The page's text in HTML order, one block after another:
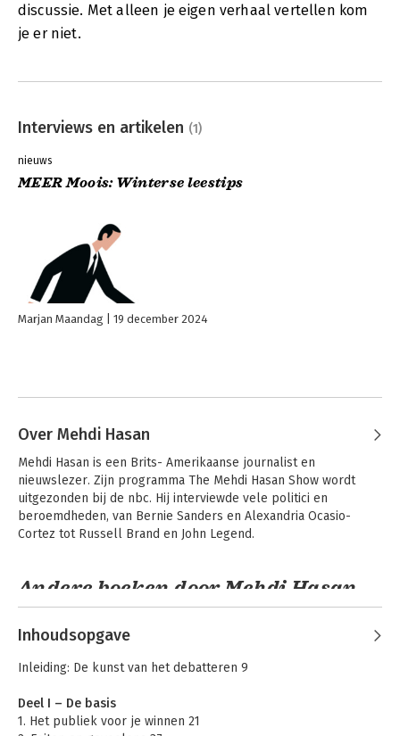
discussie. Met alleen je eigen verhaal vertellen kom
je er niet.
Interviews en artikelen (1)
nieuws
MEER Moois: Winterse leestips
Marjan Maandag 19 december 2024
Over Mehdi Hasan
Mehdi Hasan is een Brits- Amerikaanse journalist en
nieuwslezer. Zijn programma The Mehdi Hasan Show wordt
uitgezonden bij de nbc. Hij interviewde vele politici en
beroemdheden, van Bernie Sanders en Alexandria Ocasio-
Cortez tot Russell Brand en John Legend.
Andere boeken door Mehdi Hasan
Inhoudsopgave
Inleiding: De kunst van het debatteren 9
Deel I – De basis
1. Het publiek voor je winnen 21